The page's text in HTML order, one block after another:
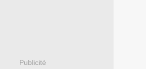
Publicité